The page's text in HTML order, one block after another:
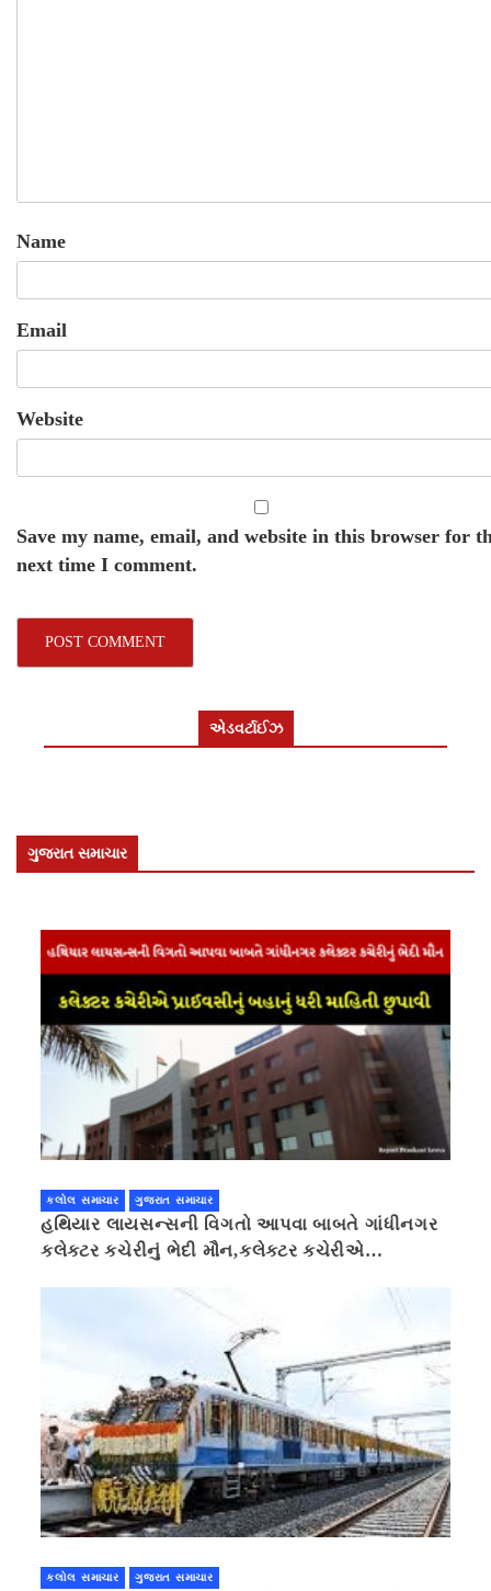
Name
Email
Website
Save my name, email, and website in this browser for
next time I comment.
એડવર્ટાઈઝ
ગુજરાત સમાચાર
કલોલ સમાચાર ગુજરાત સમાચાર
હથિયાર લાયસન્સની વિગતો આપવા બાબતે ગાંધીનગર
કલેક્ટર કચેરીનું ભેદી મૌન,કલેક્ટર કચેરીએ
કલોલ સમાચાર ગુજરાત સમાચાર